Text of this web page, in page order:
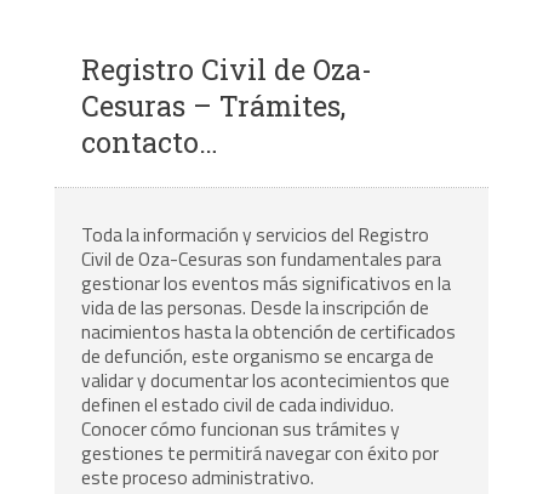
Registro Civil de Oza-
Cesuras – Trámites,
contacto…
Toda la información y servicios del Registro
Civil de Oza-Cesuras son fundamentales para
gestionar los eventos más significativos en la
vida de las personas. Desde la inscripción de
nacimientos hasta la obtención de certificados
de defunción, este organismo se encarga de
validar y documentar los acontecimientos que
definen el estado civil de cada individuo.
Conocer cómo funcionan sus trámites y
gestiones te permitirá navegar con éxito por
este proceso administrativo.